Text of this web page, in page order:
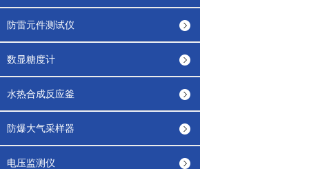
防雷元件测试仪
数显糖度计
水热合成反应釜
防爆大气采样器
电压监测仪